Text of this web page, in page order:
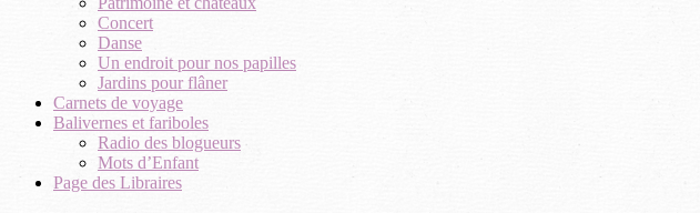
Concert
Danse
Un endroit pour nos papilles
Jardins pour flâner
Carnets de voyage
Balivernes et fariboles
Radio des blogueurs
Mots d’Enfant
Page des Libraires